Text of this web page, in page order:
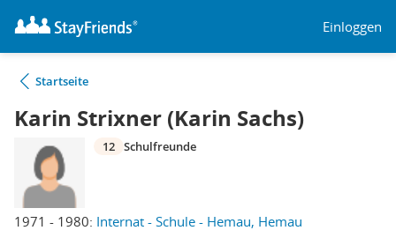
Einloggen
Startseite
Karin Strixner (Karin Sachs)
1971 - 1980: Internat - Schule - Hemau, Hemau
12 Schulfreunde